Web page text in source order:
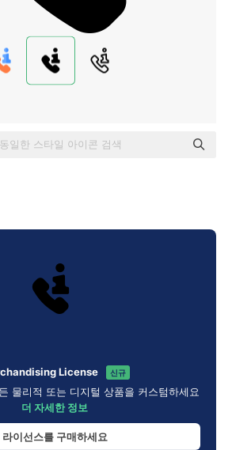
License 신규
물리적 또는 디지털 상품을 커스텀하세요
더 자세한 정보
라이선스를 구매하세요